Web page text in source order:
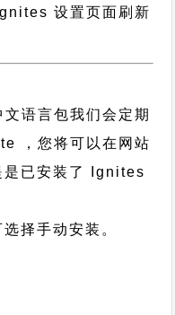
设置页面刷新
语言包我们会定期
，您将可以在网站
是已安装了 Ignites
择手动安装。